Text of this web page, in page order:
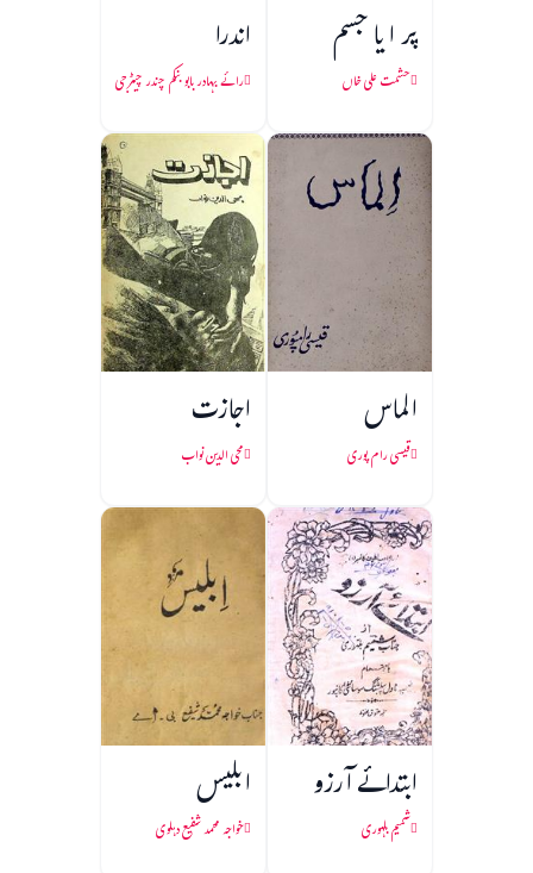
پر ا یا جسم
حشمت علی خاں
اندرا
رائے بہادر بابو بنکم چندر چیٹرجی
الماس
قیسی رام پوری
اجازت
محی الدین نواب
ابتدائے آرزو
شمیم بلہوری
ابلیس
خواجہ محمد شفیع دہلوی